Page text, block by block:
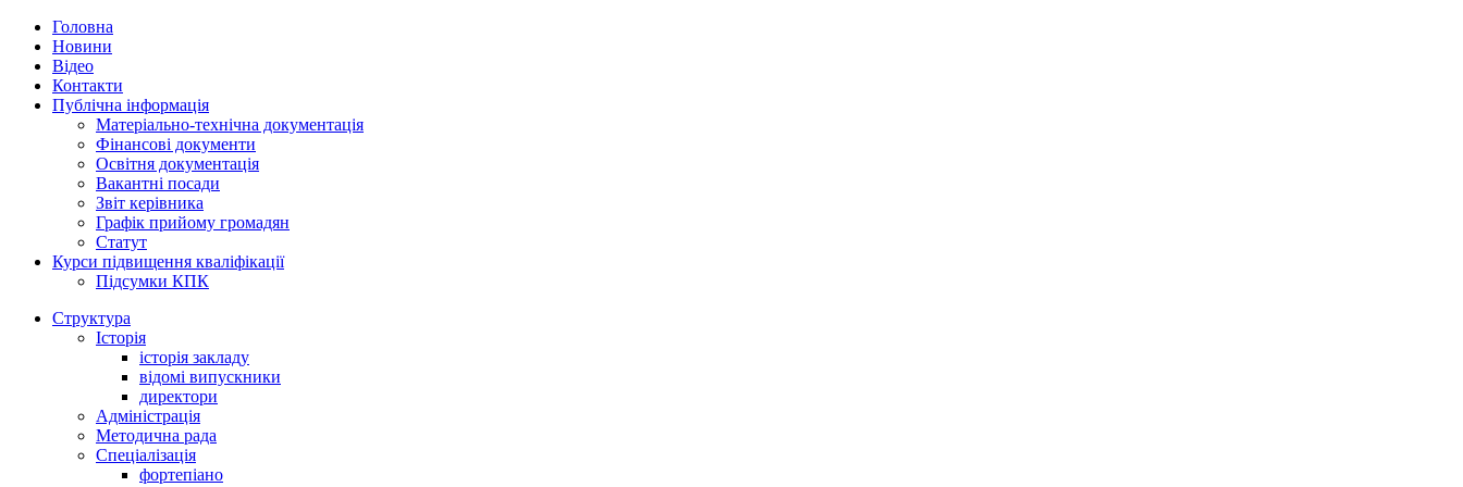
Головна
Новини
Відео
Контакти
Публічна інформація
Матеріально-технічна документація
Фінансові документи
Освітня документація
Вакантні посади
Звіт керівника
Графік прийому громадян
Статут
Курси підвищення кваліфікації
Підсумки КПК
Структура
Історія
історія закладу
відомі випускники
директори
Адміністрація
Методична рада
Спеціалізація
фортепіано